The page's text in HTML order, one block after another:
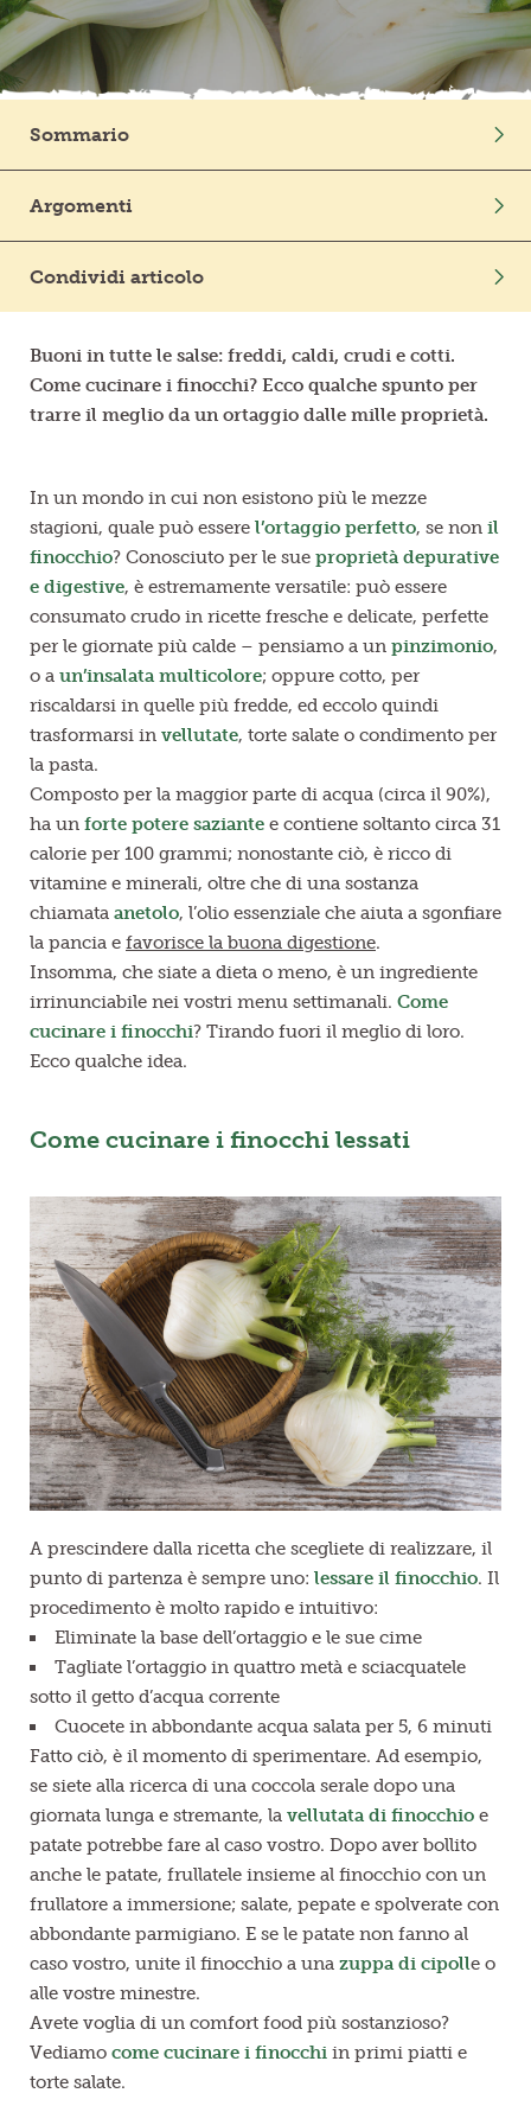
Frutta in pezzi
Polpe di frutta
Prodotti freschi
Sommario
Argomenti
Condividi articolo
Buoni in tutte le salse: freddi, caldi, crudi e cotti.
Come cucinare i finocchi? Ecco qualche spunto per
trarre il meglio da un ortaggio dalle mille proprietà.
In un mondo in cui non esistono più le mezze
stagioni, quale può essere l’ortaggio perfetto, se non il
finocchio? Conosciuto per le sue proprietà depurative
e digestive, è estremamente versatile: può essere
consumato crudo in ricette fresche e delicate, perfette
per le giornate più calde – pensiamo a un pinzimonio,
o a un’insalata multicolore; oppure cotto, per
riscaldarsi in quelle più fredde, ed eccolo quindi
trasformarsi in vellutate, torte salate o condimento per
la pasta.
Composto per la maggior parte di acqua (circa il 90%),
ha un forte potere saziante e contiene soltanto circa 31
calorie per 100 grammi; nonostante ciò, è ricco di
vitamine e minerali, oltre che di una sostanza
chiamata anetolo, l’olio essenziale che aiuta a sgonfiare
la pancia e favorisce la buona digestione.
Insomma, che siate a dieta o meno, è un ingrediente
irrinunciabile nei vostri menu settimanali. Come
cucinare i finocchi? Tirando fuori il meglio di loro.
Ecco qualche idea.
Come cucinare i finocchi lessati
A prescindere dalla ricetta che scegliete di realizzare, il
punto di partenza è sempre uno: lessare il finocchio. Il
procedimento è molto rapido e intuitivo:
Eliminate la base dell’ortaggio e le sue cime
Tagliate l’ortaggio in quattro metà e sciacquatele
sotto il getto d’acqua corrente
Cuocete in abbondante acqua salata per 5, 6 minuti
Fatto ciò, è il momento di sperimentare. Ad esempio,
se siete alla ricerca di una coccola serale dopo una
giornata lunga e stremante, la vellutata di finocchio e
patate potrebbe fare al caso vostro. Dopo aver bollito
anche le patate, frullatele insieme al finocchio con un
frullatore a immersione; salate, pepate e spolverate con
abbondante parmigiano. E se le patate non fanno al
caso vostro, unite il finocchio a una zuppa di cipolle o
alle vostre minestre.
Avete voglia di un comfort food più sostanzioso?
Vediamo come cucinare i finocchi in primi piatti e
torte salate.